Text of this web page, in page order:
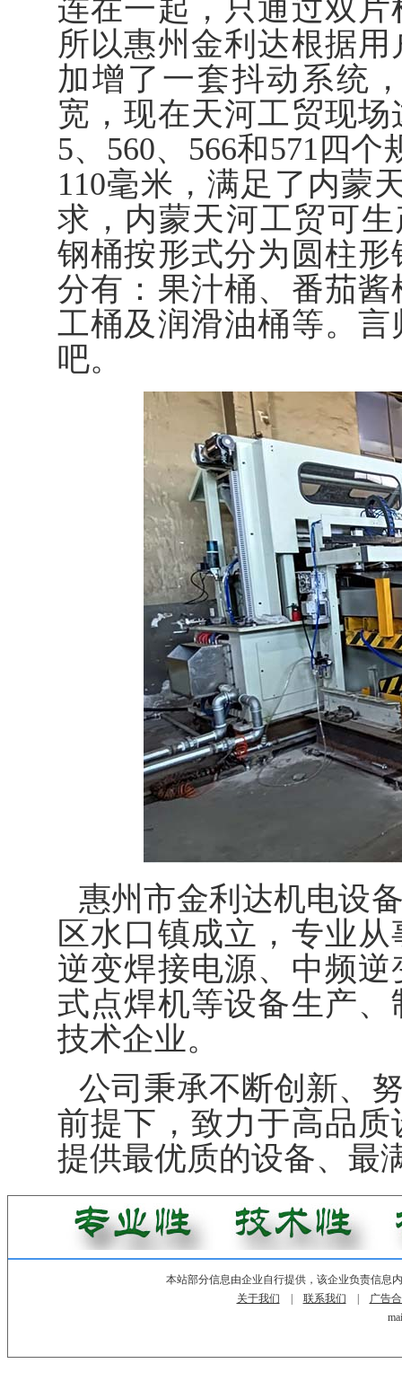
连在一起，只通过双
所以惠州金利达根据
加增了一套抖动系统
宽，现在天河工贸现
5、560、566和571四
110毫米，满足了内蒙
求，内蒙天河工贸可
钢桶按形式分为圆柱
分有：果汁桶、番茄
工桶及润滑油桶等。
吧。
惠州市金利达机电设
区水口镇成立，专业
逆变焊接电源、中频
式点焊机等设备生产
技术企业。
公司秉承不断创新、
前提下，致力于高品
提供最优质的设备、最
本站部分信息由企业自行提供，该企业负责信息
关于我们
联系我们
广告